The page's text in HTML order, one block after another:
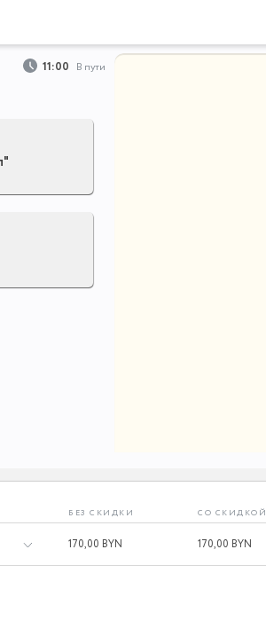
11:00 В пути
БЕЗ СКИДКИ СО СКИДКОЙ
170,00 BYN 170,00 BYN